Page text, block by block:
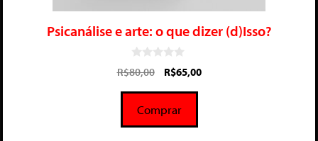
Psicanálise e arte: o que dizer (d)Isso?
0
d
5
R$80,00 R$65,00
Comprar